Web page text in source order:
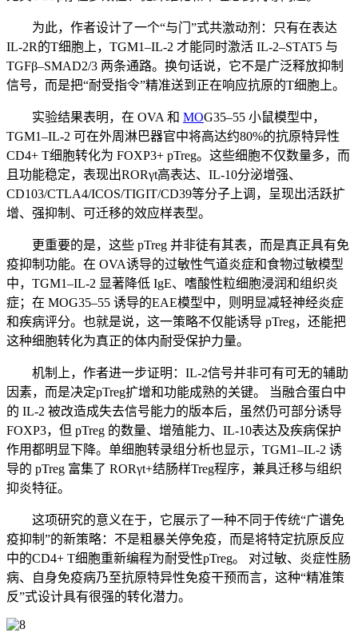
为此，作者设计了一个“与门”式共激动剂：只有在表达
IL-2R的T细胞上，TGM1–IL-2 才能同时激活 IL-2–STAT5 与
TGFβ–SMAD2/3 两条通路。换句话说，它不是广泛释放抑制
信号，而是把“耐受指令”精准送到正在响应抗原的T细胞上。
实验结果表明，在 OVA 和 MOG35–55 小鼠模型中，
TGM1–IL-2 可在外周淋巴器官中将高达约80%的抗原特异性
CD4+ T细胞转化为 FOXP3+ pTreg。这些细胞不仅数量多，而
且功能稳定，表现出RORγt高表达、IL-10分泌增强、
CD103/CTLA4/ICOS/TIGIT/CD39等分子上调，呈现出活跃扩
增、强抑制、可迁移的效应样表型。
更重要的是，这些 pTreg 并非徒有其表，而是真正具有免
疫抑制功能。在 OVA诱导的过敏性气道炎症和食物过敏模型
中，TGM1–IL-2 显著降低 IgE、嗜酸性粒细胞浸润和组织炎
症；在 MOG35–55 诱导的EAE模型中，则明显减轻神经炎症
和疾病评分。也就是说，这一策略不仅能诱导 pTreg，还能把
这种细胞转化为真正的体内耐受保护力量。
机制上，作者进一步证明：IL-2信号并非可有可无的辅助
因素，而是决定pTreg扩增和功能成熟的关键。 当融合蛋白中
的 IL-2 被改造成失去信号能力的版本后，虽然仍可部分诱导
FOXP3，但 pTreg 的数量、增殖能力、IL-10表达及疾病保护
作用都明显下降。单细胞转录组分析也显示，TGM1–IL-2 诱
导的 pTreg 富集了 RORγt+结肠样Treg程序，兼具迁移与组织
抑炎特征。
这项研究的意义在于，它展示了一种不同于传统“广谱免
疫抑制”的新策略：不是粗暴关停免疫，而是将特定抗原反应
中的CD4+ T细胞重新编程为耐受性pTreg。 对过敏、炎症性肠
病、自身免疫病乃至抗原特异性免疫干预而言，这种“精准策
反”式设计具有很强的转化潜力。